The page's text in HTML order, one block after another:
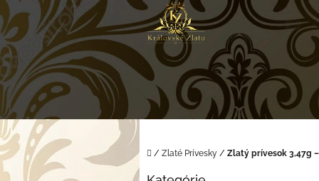
Prejsť
na
obsah
Domov
/ Zlaté Prívesky / Zlatý prívesok 3,47g
B